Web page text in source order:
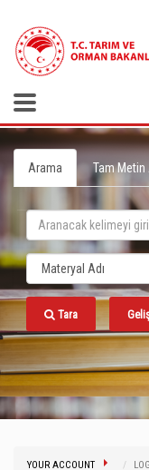
Arama Tam Metin
Tara
YOUR ACCOUNT